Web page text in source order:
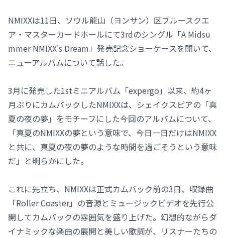
NMIXXは11日、ソウル龍山（ヨンサン）区ブルースクエ
ア・マスターカードホールにて3rdのシングル「A Midsu
mmer NMIXX's Dream」発売記念ショーケースを開いて、
ニューアルバムについて話した。
3月に発売した1stミニアルバム「expergo」以来、約4ヶ
月ぶりにカムバックしたNMIXXは、シェイクスピアの「真
夏の夜の夢」をモチーフにした今回のアルバムについて、
「真夏のNMIXXの夢という意味で、今日一日だけはNMIXX
と共に、真夏の夜の夢のような時間を過ごそうという意味
だ」と明らかにした。
これに先立ち、NMIXXは正式カムバック前の3日、収録曲
「Roller Coaster」の音源とミュージックビデオを先行公
開してカムバックの雰囲気を盛り上げた。幻想的ながらダ
イナミックな楽曲の展開と美しい歌詞が、リスナーたちの